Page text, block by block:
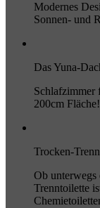
Modernes
Sonnen- und
Das Yuna-
Schlafzimmer
200cm Fläche!
Trocken-
Ob
Trenntoilette